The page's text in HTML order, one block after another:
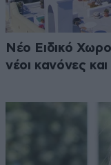
Νέο Ειδικό
νέοι κανόνες